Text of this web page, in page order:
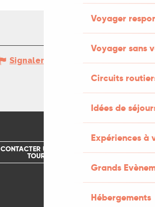
Voyager
Voyager sans
Circuits
Idées de
Expériences à
Grands
Hébergements
Signaler une erreur
CONTACTER UN OFFICE DE
TOURISME